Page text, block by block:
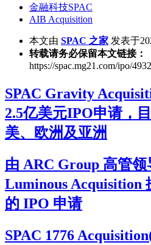
金融科技SPAC
AIB Acquisition
本文由 SPAC 之家 发表于
转载请务必保留本文链接：
https://spac.mg21.com/ipo/
SPAC Gravity
2.5亿美元IPO申请，
美、欧洲及亚洲
由 ARC Group 高管领
Luminous Acquisition
的 IPO 申请
SPAC 1776